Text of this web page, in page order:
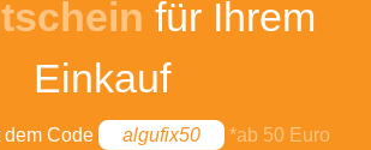
für Ihrem
Einkauf
dem Code algufix50
*ab 50 Euro